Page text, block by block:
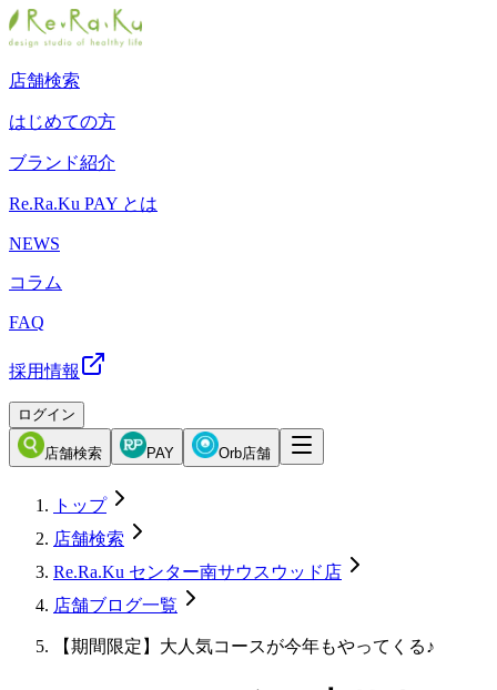
店舗検索
はじめての方
ブランド紹介
Re.Ra.Ku PAY とは
NEWS
コラム
FAQ
採用情報
ログイン
店舗検索 PAY Orb店舗
トップ
店舗検索
Re.Ra.Ku センター南サウスウッド店
店舗ブログ一覧
【期間限定】大人気コースが今年もやってくる♪